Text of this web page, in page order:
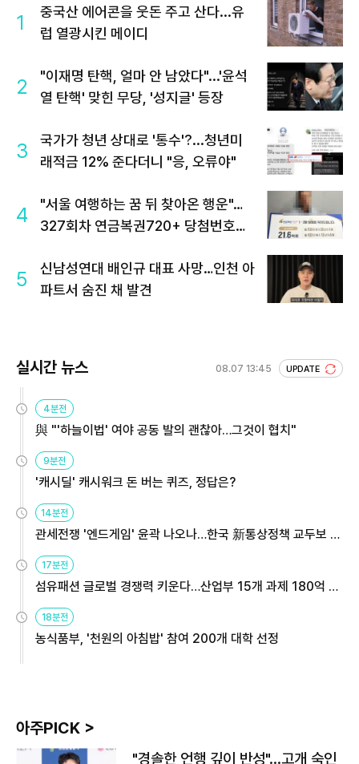
1
중국산 에어콘을 웃돈 주고 산다...유
럽 열광시킨 메이디
2
"이재명 탄핵, 얼마 안 남았다"...'윤석
열 탄핵' 맞힌 무당, '성지글' 등장
3
국가가 청년 상대로 '통수'?...청년미
래적금 12% 준다더니 "응, 오류야"
4
"서울 여행하는 꿈 뒤 찾아온 행운"…
327회차 연금복권720+ 당첨번호조
5
신남성연대 배인규 대표 사망…인천 아
파트서 숨진 채 발견
실시간 뉴스 08.07 13:45 UPDATE
4분전
與 "'하늘이법' 여야 공동 발의 괜찮아…그것이 협치"
9분전
'캐시딜' 캐시워크 돈 버는 퀴즈, 정답은?
14분전
관세전쟁 '엔드게임' 윤곽 나오나…한국 新통상정책 교두보 활
용해야
17분전
섬유패션 글로벌 경쟁력 키운다…산업부 15개 과제 180억 지
원
18분전
농식품부, '천원의 아침밥' 참여 200개 대학 선정
아주PICK >
"경솔한 언행 깊이 반성"…고개 숙인